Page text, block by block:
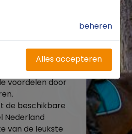
vergeten?
account?
voordelen door
de beschikbare
Nederland
van de leukste
beheren
Alles accepteren